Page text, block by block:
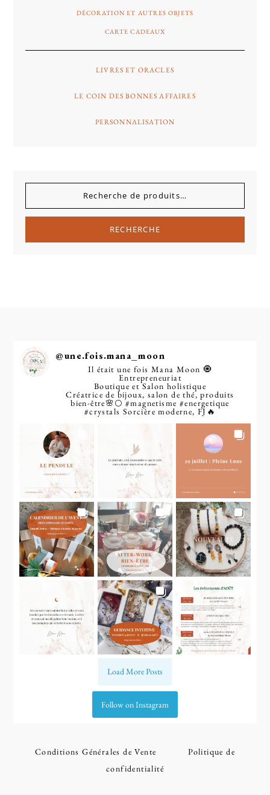
DÉCORATION ET AUTRES OBJETS
CARTE CADEAUX
LIVRES ET ORACLES
LE COIN DES BONNES AFFAIRES
PERSONNALISATION
RECHERCHE
@une.fois.mana_moon
Il était une fois Mana Moon 🧿
Entrepreneuriat
Boutique et Salon holistique
Créatrice de bijoux, salon de thé, produits
bien-être🌸🌕#magnetisme #energetique
#crystals Sorcière moderne, FJ🔥
Load More Posts
Follow on Instagram
Conditions Générales de Vente
Politique de
confidentialité